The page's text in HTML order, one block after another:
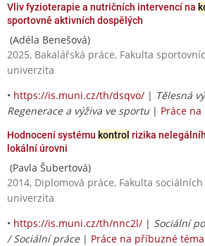
Vliv fyzioterapie a nutričních intervencí na
sportovně aktivních dospělých
(Adéla Benešová)
2025, Bakalářská práce, Fakulta
univerzita
• https://is.muni.cz/th/dsqvo/ | Tělesná
Regenerace a výživa ve sportu | Práce
Hodnocení systému kontrol rizika
lokální úrovni
(Pavla Šubertová)
2014, Diplomová práce, Fakulta
univerzita
• https://is.muni.cz/th/nnc2l/ | Sociální
/ Sociální práce| Práce na příbuzné téma